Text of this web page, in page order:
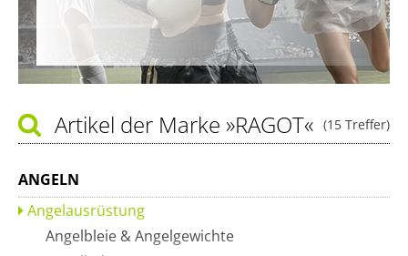
(15 Treffer)
Artikel der Marke »RAGOT«
ANGELN
Angelausrüstung
Angelbleie & Angelgewichte